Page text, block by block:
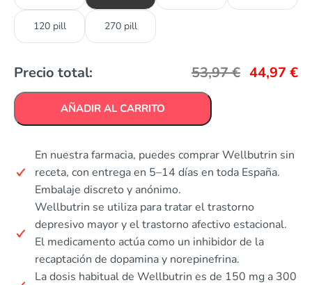
120 pill 270 pill
Precio total: 53,97€ 44,97 €
AÑADIR AL CARRITO
En nuestra farmacia, puedes comprar Wellbutrin sin
receta, con entrega en 5–14 días en toda España.
Embalaje discreto y anónimo.
Wellbutrin se utiliza para tratar el trastorno
depresivo mayor y el trastorno afectivo estacional.
El medicamento actúa como un inhibidor de la
recaptación de dopamina y norepinefrina.
La dosis habitual de Wellbutrin es de 150 mg a 300